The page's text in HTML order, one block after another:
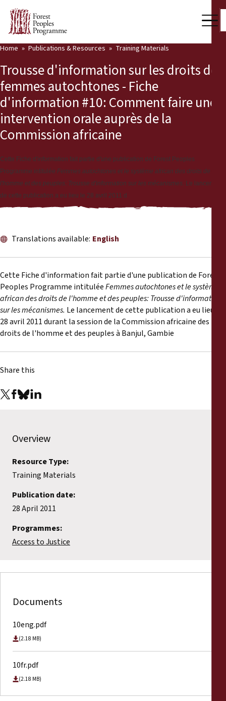
Who we are
Press Room
Our Work
Community Voices
Partners & Countries
Latest News
Publications & Resources
News
Press Releases
Training Materials
Briefing Papers
Declarations
Annual Reports
Home Publications & Resources Training Materials
Trousse d'information sur les droits des
femmes autochtones - Fiche
d'information #10: Comment faire une
intervention orale auprès de la
Commission africaine
Cette Fiche d'information fait partie d'une publication de Forest Peoples
Programme intitulée Femmes autochtones et le système african des droits de
l'homme et des peuples: Trousse d'information sur les mécanismes. Le lancement
de cette publication a eu lieu le 28 avril 2011 d
Translations available: English
Cette Fiche d'information fait partie d'une publication de Forest
Peoples Programme intituléeFemmes autochtones et le système
african des droits de l'homme et des peuples: Trousse d'information
sur les mécanismes. Le lancement de cette publication a eu lieu le
28 avril 2011 durant la session de la Commission africaine des
droits de l'homme et des peuples à Banjul, Gambie
Share this
Overview
Resource Type:
Training Materials
Publication date:
28 April 2011
Programmes:
Access to Justice
Documents
10eng.pdf
(2.18 MB)
10fr.pdf
(2.18 MB)